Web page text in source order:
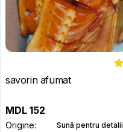
savorin afumat
MDL 152
Origine: Sună pentru detalii